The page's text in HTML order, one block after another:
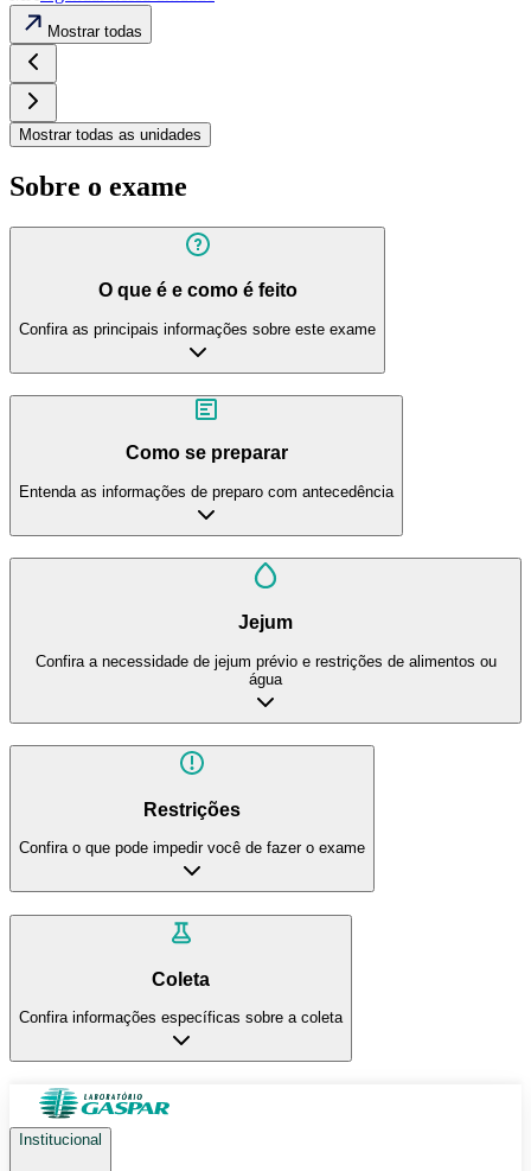
Mostrar todas
Mostrar todas as unidades
Sobre o exame
O que é e como é feito
Confira as principais informações sobre este exame
Como se preparar
Entenda as informações de preparo com antecedência
Jejum
Confira a necessidade de jejum prévio e restrições de alimentos ou
água
Restrições
Confira o que pode impedir você de fazer o exame
Coleta
Confira informações específicas sobre a coleta
Institucional